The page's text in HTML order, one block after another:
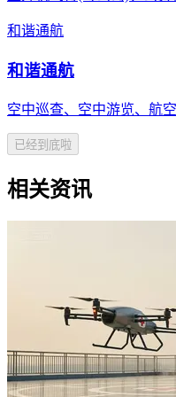
和谐通航
和谐通航
空中巡查、空中游览、航
已经到底啦
相关资讯